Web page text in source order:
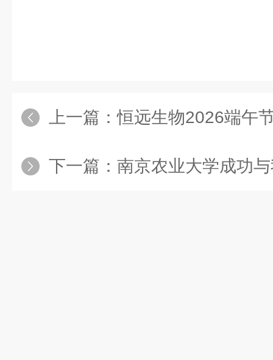
上一篇：恒远生物2026端午
下一篇： 南京农业大学成功与我司